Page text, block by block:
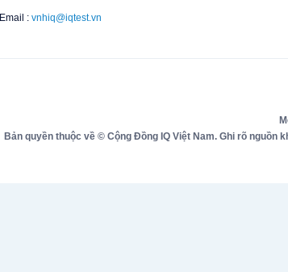
Email : vnhiq@iqtest.vn
Bản quyền thuộc về © Cộng Đồng IQ Việt Nam. Ghi rõ nguồn